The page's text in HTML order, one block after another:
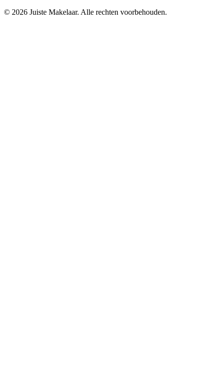
© 2026 Juiste Makelaar. Alle rechten voorbehouden.